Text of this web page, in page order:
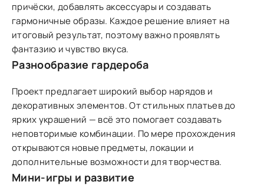
причёски, добавлять аксессуары и создавать
гармоничные образы. Каждое решение влияет на
итоговый результат, поэтому важно проявлять
фантазию и чувство вкуса.
Разнообразие гардероба
Проект предлагает широкий выбор нарядов и
декоративных элементов. От стильных платьев до
ярких украшений — всё это помогает создавать
неповторимые комбинации. По мере прохождения
открываются новые предметы, локации и
дополнительные возможности для творчества.
Мини-игры и развитие